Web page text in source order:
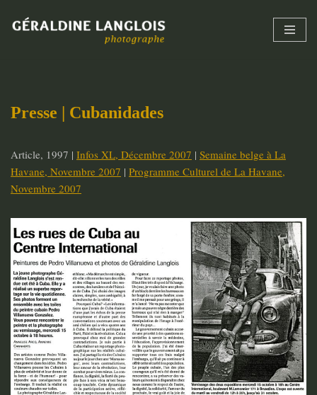
Presse | Cubanidades
Article, 1997 | Infos XL, Décembre 2007 | Semaine belge à La
Havane, Novembre 2007 | Programme Culturel de La Havane,
Novembre 2007